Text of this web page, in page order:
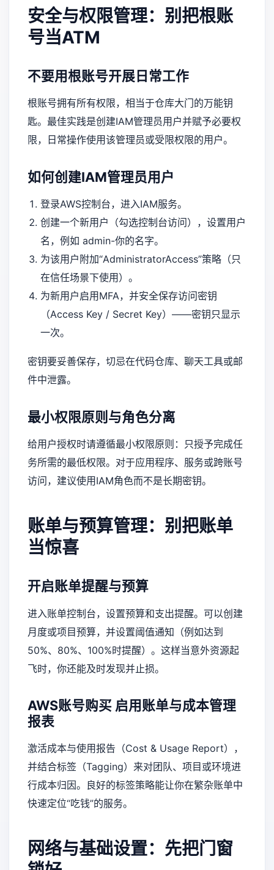
安全与权限管理：别把根账
号当ATM
不要用根账号开展日常工作
根账号拥有所有权限，相当于仓库大门的万能钥
匙。最佳实践是创建IAM管理员用户并赋予必要权
限，日常操作使用该管理员或受限权限的用户。
如何创建IAM管理员用户
登录AWS控制台，进入IAM服务。
创建一个新用户（勾选控制台访问），设置用户
名，例如 admin-你的名字。
为该用户附加“AdministratorAccess”策略（只
在信任场景下使用）。
为新用户启用MFA，并安全保存访问密钥
（Access Key / Secret Key）——密钥只显示
一次。
密钥要妥善保存，切忌在代码仓库、聊天工具或邮
件中泄露。
最小权限原则与角色分离
给用户授权时请遵循最小权限原则：只授予完成任
务所需的最低权限。对于应用程序、服务或跨账号
访问，建议使用IAM角色而不是长期密钥。
账单与预算管理：别把账单
当惊喜
开启账单提醒与预算
进入账单控制台，设置预算和支出提醒。可以创建
月度或项目预算，并设置阈值通知（例如达到
50%、80%、100%时提醒）。这样当意外资源起
飞时，你还能及时发现并止损。
AWS账号购买 启用账单与成本管理
报表
激活成本与使用报告（Cost & Usage Report），
并结合标签（Tagging）来对团队、项目或环境进
行成本归因。良好的标签策略能让你在繁杂账单中
快速定位“吃钱”的服务。
网络与基础设置：先把门窗